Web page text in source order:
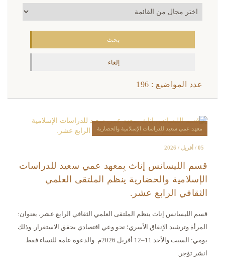
عدد المواضيع : 196
معهد عمي سعيد للدراسات الإسلامية والحضارية
قسم الليسانس إناث بِمعهد عمي سعيد للدراسات
الإسلامية والحضارية ينظم الملتقى العلمي
الثقافي الرابع عشر.
قسم الليسانس إناث ينظم الملتقى العلمي الثقافي الرابع عشر، بعنوان:
المرأة وترشيد الإنفاق الأسري؛ نحو وعي اقتصادي يحقق الاستقرار. وذلك
يومي: السبت والأحد 11–12 أفريل 2026م. والدعوة عامة للنساء فقط.
انشر تؤجر.